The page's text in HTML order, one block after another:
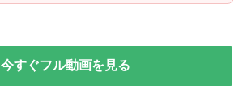
今すぐフル動画を見る